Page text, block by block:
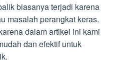
biasanya terjadi karena
masalah perangkat keras.
dalam artikel ini kami
dan efektif untuk